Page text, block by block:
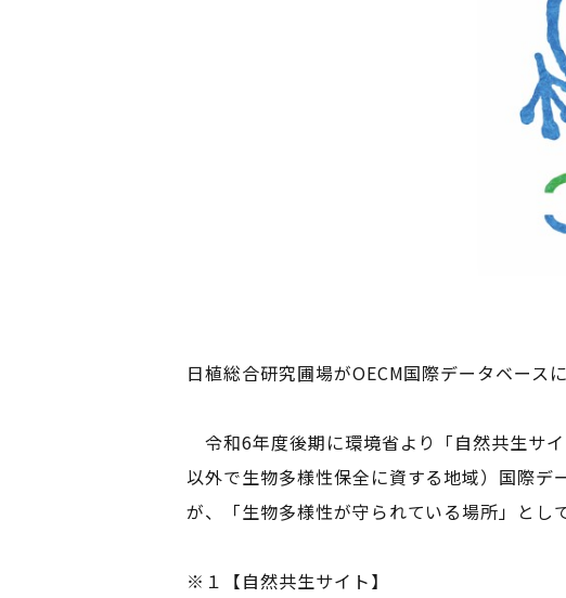
日植総合研究圃場がOECM国際データベース
令和6年度後期に環境省より「自然共生サ
以外で生物多様性保全に資する地域）国際
が、「生物多様性が守られている場所」とし
※１【自然共生サイト】